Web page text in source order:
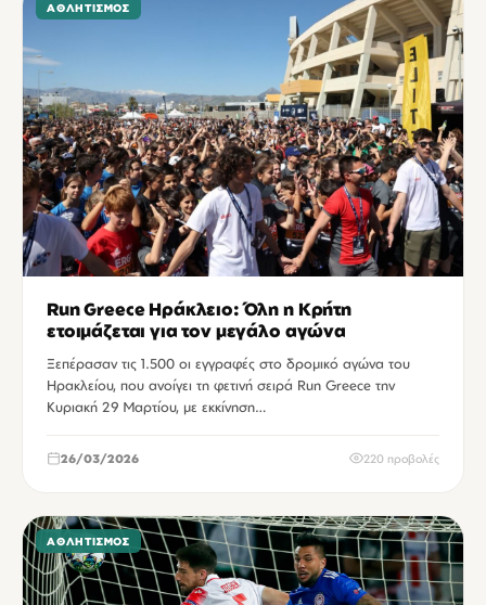
ΑΘΛΗΤΙΣΜΌΣ
Run Greece Ηράκλειο: Όλη η Κρήτη
ετοιμάζεται για τον μεγάλο αγώνα
Ξεπέρασαν τις 1.500 οι εγγραφές στο δρομικό αγώνα του
Ηρακλείου, που ανοίγει τη φετινή σειρά Run Greece την
Κυριακή 29 Μαρτίου, με εκκίνηση…
26/03/2026 220 προβολές
ΑΘΛΗΤΙΣΜΌΣ